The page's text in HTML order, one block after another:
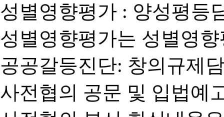
성별영향평가 : 양성평등
성별영향평가는 성별영
공공갈등진단: 창의규제
사전협의 공문 및 입법예